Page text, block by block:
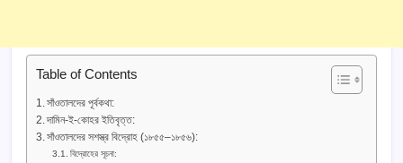
Table of Contents
সাঁওতালদের পূর্বকথা:
দামিন-ই-কোহর ইতিবৃত্ত:
সাঁওতালদের সশস্ত্র বিদ্রোহ (১৮৫৫–১৮৫৬):
বিদ্রোহের সূচনা: